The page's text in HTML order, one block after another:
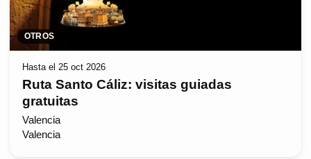
OTROS
Hasta el 25 oct 2026
Ruta Santo Cáliz: visitas guiadas
gratuitas
Valencia
Valencia